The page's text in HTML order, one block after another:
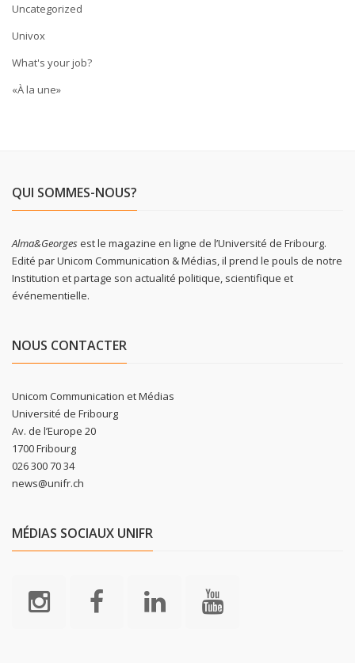
Uncategorized
Univox
What's your job?
«À la une»
QUI SOMMES-NOUS?
Alma&Georgesest le magazine en ligne de l’Université de Fribourg.
Edité par Unicom Communication & Médias, il prend le pouls de notre
Institution et partage son actualité politique, scientifique et
événementielle.
NOUS CONTACTER
Unicom Communication et Médias
Université de Fribourg
Av. de l’Europe 20
1700 Fribourg
026 300 70 34
news@unifr.ch
MÉDIAS SOCIAUX UNIFR